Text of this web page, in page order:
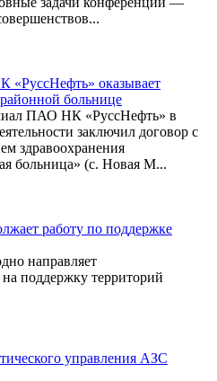
оказывает
больнице
ПАО НК «РуссНефть» в
заключил договор с
здравоохранения
больница» (с. Новая М...
работу по поддержке
направляет
на поддержку территорий
управления АЗС